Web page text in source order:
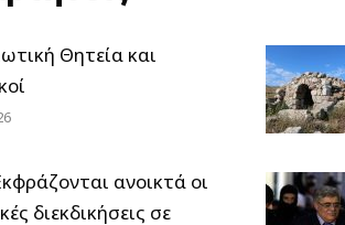
Θητεία και
ανοικτά οι
διεκδικήσεις σε